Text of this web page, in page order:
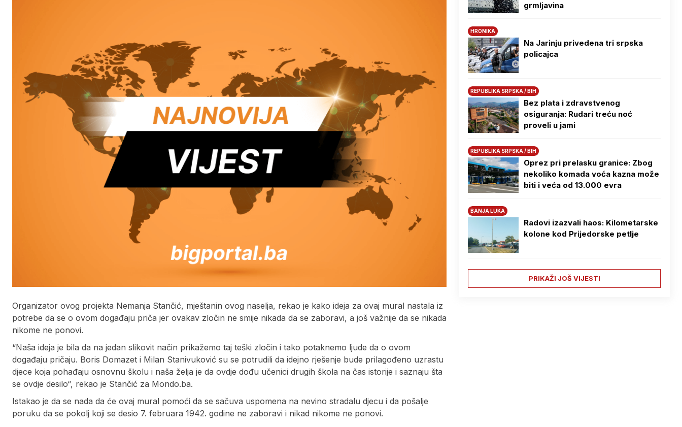
Organizator ovog projekta Nemanja Stančić, mještanin ovog naselja, rekao je kako ideja za ovaj mural nastala iz
potrebe da se o ovom događaju priča jer ovakav zločin ne smije nikada da se zaboravi, a još važnije da se nikada
nikome ne ponovi.
“Naša ideja je bila da na jedan slikovit način prikažemo taj teški zločin i tako potaknemo ljude da o ovom
događaju pričaju. Boris Domazet i Milan Stanivuković su se potrudili da idejno rješenje bude prilagođeno uzrastu
djece koja pohađaju osnovnu školu i naša želja je da ovdje dođu učenici drugih škola na čas istorije i saznaju šta
se ovdje desilo“, rekao je Stančić za Mondo.ba.
Istakao je da se nada da će ovaj mural pomoći da se sačuva uspomena na nevino stradalu djecu i da pošalje
poruku da se pokolj koji se desio 7. februara 1942. godine ne zaboravi i nikad nikome ne ponovi.
grmljavina
HRONIKA
Na Јarinju privedena tri srpska
policajca
REPUBLIKA SRPSKA / BIH
Bez plata i zdravstvenog
osiguranja: Rudari treću noć
proveli u jami
REPUBLIKA SRPSKA / BIH
Oprez pri prelasku granice: Zbog
nekoliko komada voća kazna može
biti i veća od 13.000 evra
BANJA LUKA
Radovi izazvali haos: Kilometarske
kolone kod Prijedorske petlje
PRIKAŽI JOŠ VIJESTI